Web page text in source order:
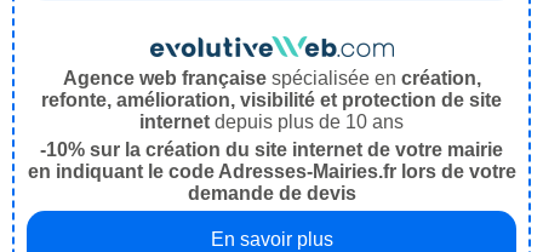
Agence web françaisespécialisée en création,
refonte, amélioration, visibilité et protection de site
internet depuis plus de 10 ans
-10% sur la création du site internet de votre mairie
en indiquant le code Adresses-Mairies.fr lors de votre
demande de devis
En savoir plus